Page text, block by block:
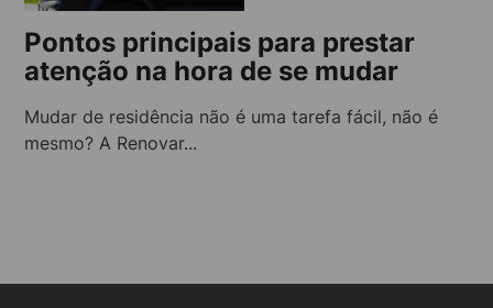
Pontos principais para prestar
atenção na hora de se mudar
Mudar de residência não é uma tarefa fácil, não é
mesmo? A Renovar...